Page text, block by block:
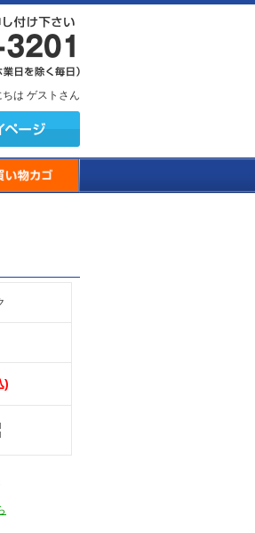
は ゲストさん
)